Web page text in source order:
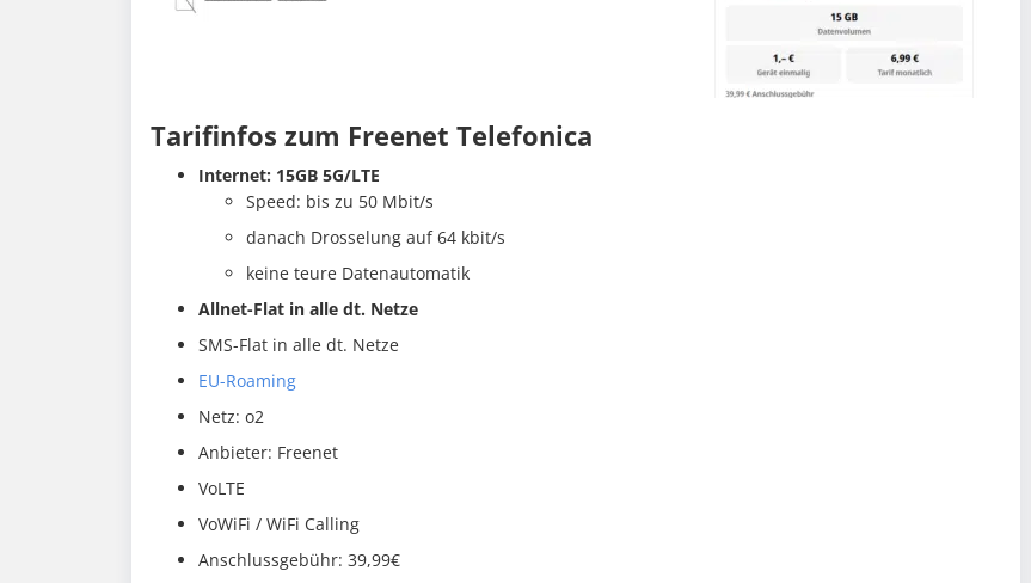
Tarifinfos zum Freenet Telefonica
Internet: 15GB 5G/LTE
Speed: bis zu 50 Mbit/s
danach Drosselung auf 64 kbit/s
keine teure Datenautomatik
Allnet-Flat in alle dt. Netze
SMS-Flat in alle dt. Netze
EU-Roaming
Netz: o2
Anbieter: Freenet
VoLTE
VoWiFi / WiFi Calling
Anschlussgebühr: 39,99€